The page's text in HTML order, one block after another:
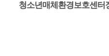
청소년매체환경보호센터